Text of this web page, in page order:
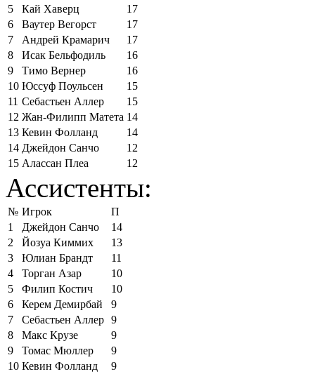
5
Кай Хаверц
17
6
Ваутер Вегорст
17
7
Андрей Крамарич
17
8
Исак Бельфодиль
16
9
Тимо Вернер
16
10 Юссуф Поульсен
15
11 Себастьен Аллер
15
12 Жан-Филипп Матета 14
13 Кевин Фолланд
14
14 Джейдон Санчо
12
15 Алассан Плеа 12
Ассистенты:
№ Игрок
П
1
Джейдон Санчо
14
2
Йозуа Киммих
13
3
Юлиан Брандт
11
4
Торган Азар
10
5
Филип Костич
10
6
Керем Демирбай
9
7
Себастьен Аллер 9
8
Макс Крузе
9
9
Томас Мюллер
9
10 Кевин Фолланд
9